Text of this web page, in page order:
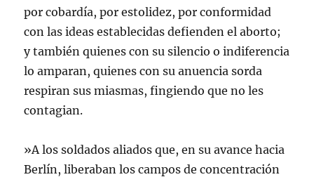
por cobardía, por estolidez, por conformidad
con las ideas establecidas defienden el aborto;
y también quienes con su silencio o indiferencia
lo amparan, quienes con su anuencia sorda
respiran sus miasmas, fingiendo que no les
contagian.
»A los soldados aliados que, en su avance hacia
Berlín, liberaban los campos de concentración